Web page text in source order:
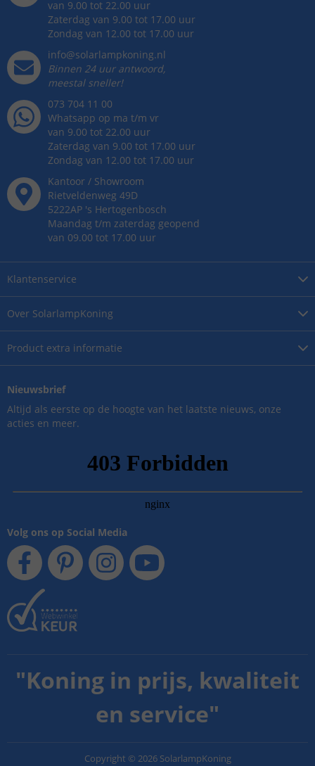
Over SolarlampKoning
Product extra informatie
Klantenservice
van 9.00 tot 22.00 uur
Zaterdag van 9.00 tot 17.00 uur
Zondag van 12.00 tot 17.00 uur
info@solarlampkoning.nl
Binnen 24 uur antwoord,
meestal sneller!
073 704 11 00
Whatsapp op ma t/m vr
van 9.00 tot 22.00 uur
Zaterdag van 9.00 tot 17.00 uur
Zondag van 12.00 tot 17.00 uur
Kantoor / Showroom
Rietveldenweg 49D
5222AP 's Hertogenbosch
Maandag t/m zaterdag geopend
van 09.00 tot 17.00 uur
Nieuwsbrief
Altijd als eerste op de hoogte van het laatste nieuws, onze
acties en meer.
Volg ons op Social Media
"Koning in prijs, kwaliteit
en service"
Copyright © 2026 SolarlampKoning